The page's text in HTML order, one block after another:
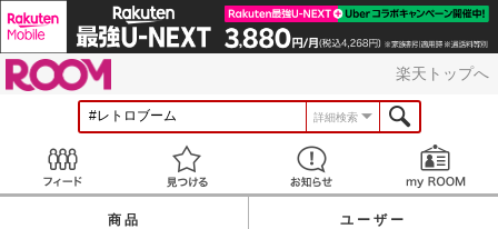
楽天トップへ
詳細検索
見つける お知らせ
商品 ユーザー